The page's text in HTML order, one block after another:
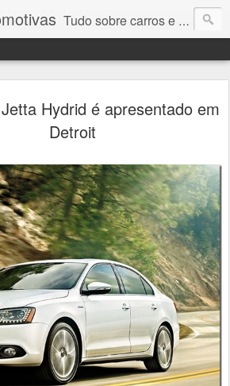
Tudo sobre carros e motores
Hydrid é apresentado em
Detroit